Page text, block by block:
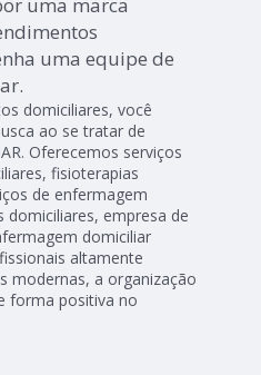
uma equipe de
domiciliares, você
ao se tratar de
Oferecemos serviços
fisioterapias
de enfermagem
domiciliares, empresa de
domiciliar
altamente
modernas, a organização
forma positiva no